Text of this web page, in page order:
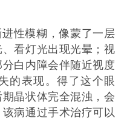
性模糊，像蒙了一层
看灯光出现光晕；视
白内障会伴随近视度
的表现。得了这个眼
晶状体完全混浊，会
病通过手术治疗可以